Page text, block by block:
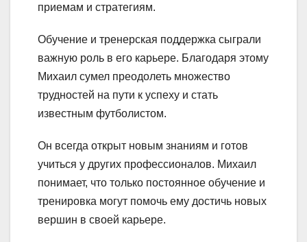
приемам и стратегиям.
Обучение и тренерская поддержка сыграли
важную роль в его карьере. Благодаря этому
Михаил сумел преодолеть множество
трудностей на пути к успеху и стать
известным футболистом.
Он всегда открыт новым знаниям и готов
учиться у других профессионалов. Михаил
понимает, что только постоянное обучение и
тренировка могут помочь ему достичь новых
вершин в своей карьере.